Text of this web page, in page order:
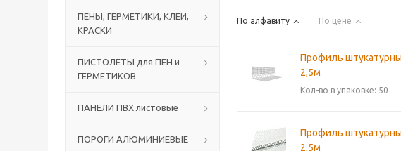
ПЕНЫ, ГЕРМЕТИКИ, КЛЕИ,
КРАСКИ
ПИСТОЛЕТЫ для ПЕН и
ГЕРМЕТИКОВ
ПАНЕЛИ ПВХ листовые
ПОРОГИ АЛЮМИНИЕВЫЕ
По алфавиту По цене
Профиль
2,5м
Кол-во в упаковке: 50
Профиль
2,5м